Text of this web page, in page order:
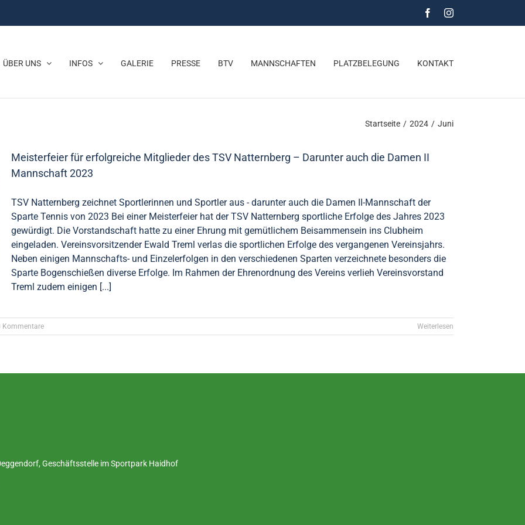
FacebookInstagram
ÜBER UNS INFOS GALERIE PRESSE BTV MANNSCHAFTEN PLATZBELEGUNG KONTAKT
Startseite / 2024 / Juni
Meisterfeier für erfolgreiche Mitglieder des TSV Natternberg – Darunter auch die Damen II
Mannschaft 2023
TSV Natternberg zeichnet Sportlerinnen und Sportler aus - darunter auch die Damen II-Mannschaft der
Sparte Tennis von 2023 Bei einer Meisterfeier hat der TSV Natternberg sportliche Erfolge des Jahres 2023
gewürdigt. Die Vorstandschaft hatte zu einer Ehrung mit gemütlichem Beisammensein ins Clubheim
eingeladen. Vereinsvorsitzender Ewald Treml verlas die sportlichen Erfolge des vergangenen Vereinsjahrs.
Neben einigen Mannschafts- und Einzelerfolgen in den verschiedenen Sparten verzeichnete besonders die
Sparte Bogenschießen diverse Erfolge. Im Rahmen der Ehrenordnung des Vereins verlieh Vereinsvorstand
Treml zudem einigen [...]
Kommentare Weiterlesen
Geschäftsstelle im Sportpark Haidhof